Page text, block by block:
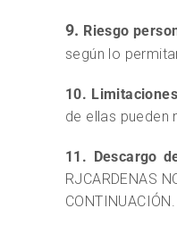
9. Riesgo
según lo
10.
de ellas pueden
11. Descargo
RJCARDENAS
CONTINUACIÓN.